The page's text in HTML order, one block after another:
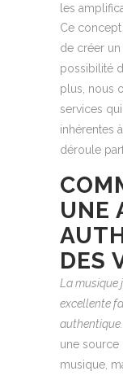
les
Ce
de créer
possibilité
plus, nous
services
inhérentes
déroule
UNE
DES
La musique
excellente
authentique.
une source
musique,